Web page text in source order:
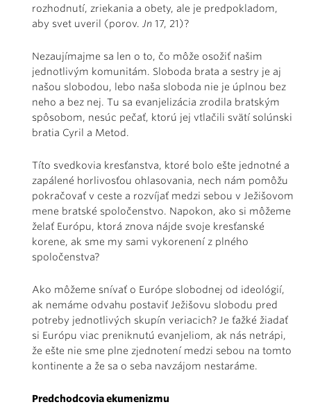
rozhodnutí, zriekania a obety, ale je predpokladom,
aby svet uveril (porov. Jn 17, 21)?
Nezaujímajme sa len o to, čo môže osožiť našim
jednotlivým komunitám. Sloboda brata a sestry je aj
našou slobodou, lebo naša sloboda nie je úplnou bez
neho a bez nej. Tu sa evanjelizácia zrodila bratským
spôsobom, nesúc pečať, ktorú jej vtlačili svätí solúnski
bratia Cyril a Metod.
Títo svedkovia kresťanstva, ktoré bolo ešte jednotné a
zapálené horlivosťou ohlasovania, nech nám pomôžu
pokračovať v ceste a rozvíjať medzi sebou v Ježišovom
mene bratské spoločenstvo. Napokon, ako si môžeme
želať Európu, ktorá znova nájde svoje kresťanské
korene, ak sme my sami vykorenení z plného
spoločenstva?
Ako môžeme snívať o Európe slobodnej od ideológií,
ak nemáme odvahu postaviť Ježišovu slobodu pred
potreby jednotlivých skupín veriacich? Je ťažké žiadať
si Európu viac preniknutú evanjeliom, ak nás netrápi,
že ešte nie sme plne zjednotení medzi sebou na tomto
kontinente a že sa o seba navzájom nestaráme.
Predchodcovia ekumenizmu